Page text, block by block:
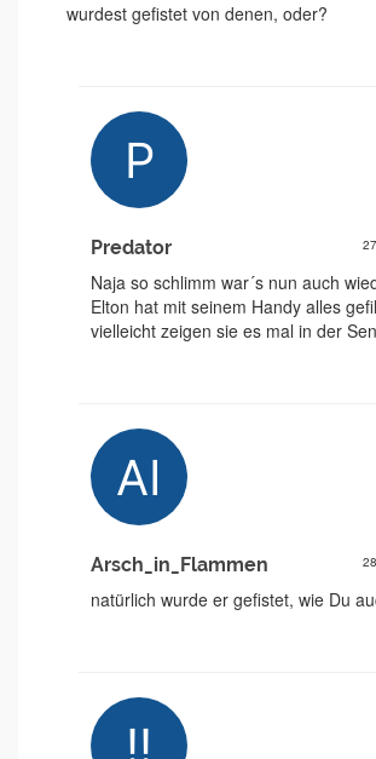
wurdest gefistet von denen, oder?
Predator
Naja so schlimm war´s nun auch
Elton hat mit seinem Handy alles
vielleicht zeigen sie es mal in der
Arsch_in_Flammen
natürlich wurde er gefistet, wie Du